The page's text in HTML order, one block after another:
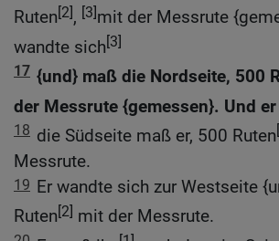
Ruten[2], [3]mit der Messrute
wandte sich[3]
17 {und} maß die Nordseite, 500
der Messrute {gemessen}. Und
18 die Südseite maß er, 500 Ruten
Messrute.
19 Er wandte sich zur Westseite
Ruten[2] mit der Messrute.